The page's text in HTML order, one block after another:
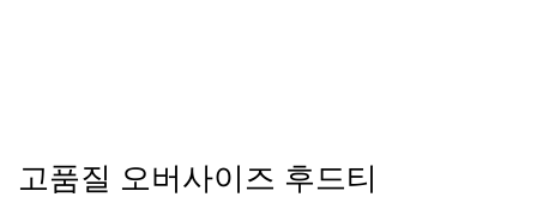
고품질 오버사이즈 후드티